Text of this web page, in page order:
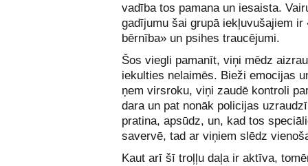
vadība tos pamana un iesaista.
gadījumu šai grupā iekļuvušajiem ir
bērnība» un psihes traucējumi.
Šos viegli pamanīt, viņi mēdz
iekulties nelaimēs. Bieži emocijas
ņem virsroku, viņi zaudē kontroli
dara un pat nonāk policijas
pratina, apsūdz, un, kad tos
savervē, tad ar viņiem slēdz
Kaut arī šī troļļu daļa ir aktīva,